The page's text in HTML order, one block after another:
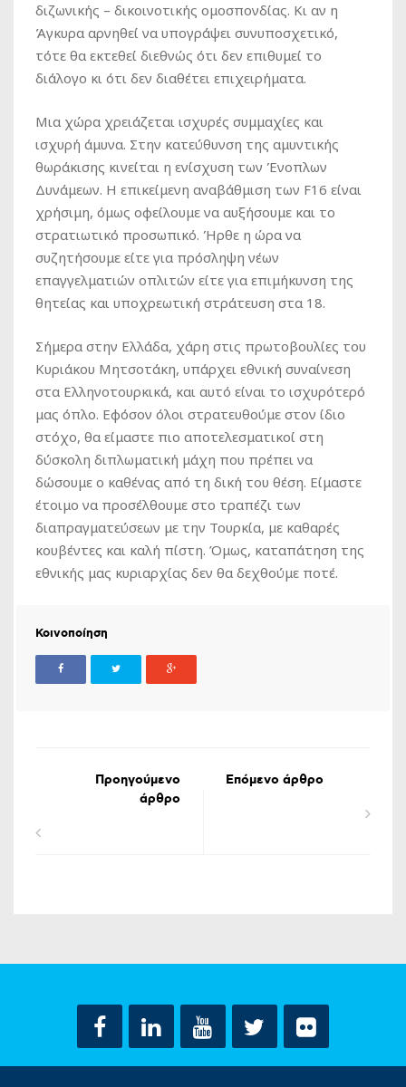
διζωνικής – δικοινοτικής ομοσπονδίας. Κι αν η
Άγκυρα αρνηθεί να υπογράψει συνυποσχετικό,
τότε θα εκτεθεί διεθνώς ότι δεν επιθυμεί το
διάλογο κι ότι δεν διαθέτει επιχειρήματα.
Μια χώρα χρειάζεται ισχυρές συμμαχίες και
ισχυρή άμυνα. Στην κατεύθυνση της αμυντικής
θωράκισης κινείται η ενίσχυση των Ένοπλων
Δυνάμεων. Η επικείμενη αναβάθμιση των F16 είναι
χρήσιμη, όμως οφείλουμε να αυξήσουμε και το
στρατιωτικό προσωπικό. Ήρθε η ώρα να
συζητήσουμε είτε για πρόσληψη νέων
επαγγελματιών οπλιτών είτε για επιμήκυνση της
θητείας και υποχρεωτική στράτευση στα 18.
Σήμερα στην Ελλάδα, χάρη στις πρωτοβουλίες του
Κυριάκου Μητσοτάκη, υπάρχει εθνική συναίνεση
στα Ελληνοτουρκικά, και αυτό είναι το ισχυρότερό
μας όπλο. Εφόσον όλοι στρατευθούμε στον ίδιο
στόχο, θα είμαστε πιο αποτελεσματικοί στη
δύσκολη διπλωματική μάχη που πρέπει να
δώσουμε ο καθένας από τη δική του θέση. Είμαστε
έτοιμο να προσέλθουμε στο τραπέζι των
διαπραγματεύσεων με την Τουρκία, με καθαρές
κουβέντες και καλή πίστη. Όμως, καταπάτηση της
εθνικής μας κυριαρχίας δεν θα δεχθούμε ποτέ.
Κοινοποίηση
Προηγούμενο
άρθρο
Επόμενο άρθρο